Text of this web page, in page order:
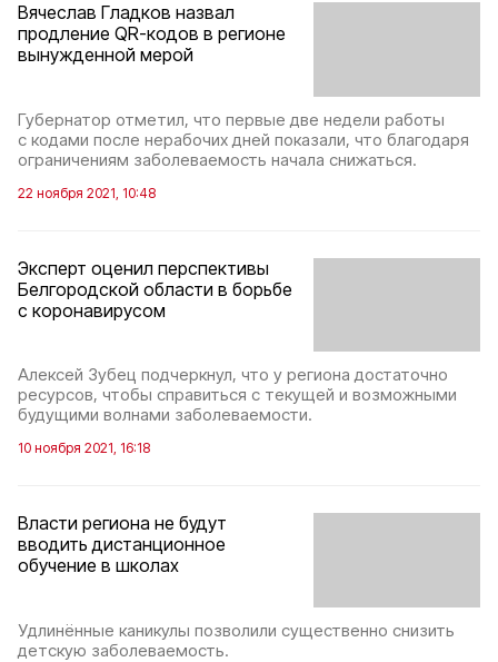
Вячеслав Гладков назвал
продление QR-кодов в регионе
вынужденной мерой
Губернатор отметил, что первые две недели работы
с кодами после нерабочих дней показали, что благодаря
ограничениям заболеваемость начала снижаться.
22 ноября 2021, 10:48
Эксперт оценил перспективы
Белгородской области в борьбе
с коронавирусом
Алексей Зубец подчеркнул, что у региона достаточно
ресурсов, чтобы справиться с текущей и возможными
будущими волнами заболеваемости.
10 ноября 2021, 16:18
Власти региона не будут
вводить дистанционное
обучение в школах
Удлинённые каникулы позволили существенно снизить
детскую заболеваемость.